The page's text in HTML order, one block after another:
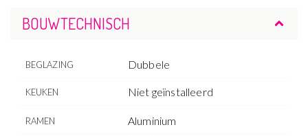
BOUWTECHNISCH
BEGLAZING Dubbele
KEUKEN Niet geïnstalleerd
RAMEN Aluminium